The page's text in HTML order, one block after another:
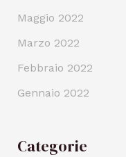
Maggio 2022
Marzo 2022
Febbraio 2022
Gennaio 2022
Categorie